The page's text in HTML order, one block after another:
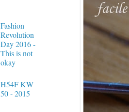
Fashion
Revolution
Day 2016 -
This is not
okay
H54F KW
50 - 2015